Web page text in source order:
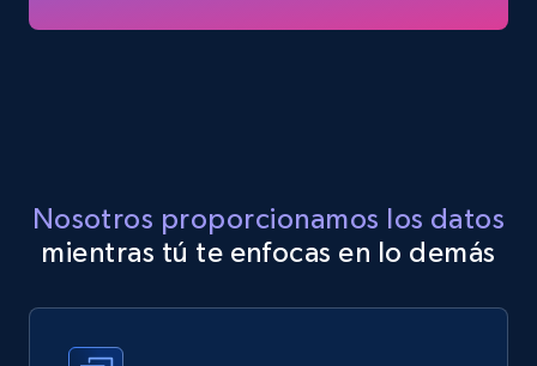
Nosotros proporcionamos los datos
mientras tú te enfocas en lo demás